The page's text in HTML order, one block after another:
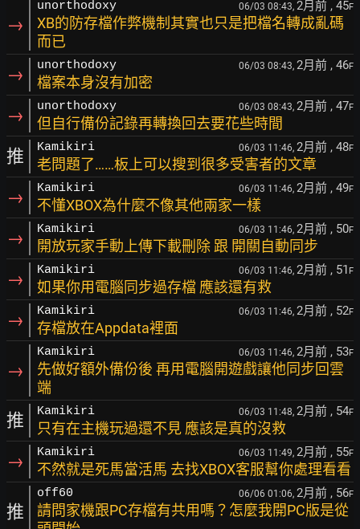
→
unorthodoxy 06/03 08:43, 2月前 , 45F
XB的防存檔作弊機制其實也只是把檔名轉成亂碼
而已
→ unorthodoxy 06/03 08:43, 2月前 , 46F
檔案本身沒有加密
→ unorthodoxy 06/03 08:43, 2月前 , 47F
但自行備份記錄再轉換回去要花些時間
推 Kamikiri 06/03 11:46, 2月前 , 48F
老問題了……板上可以搜到很多受害者的文章
→ Kamikiri 06/03 11:46, 2月前 , 49F
不懂XBOX為什麼不像其他兩家一樣
→ Kamikiri 06/03 11:46, 2月前 , 50F
開放玩家手動上傳下載刪除 跟 開關自動同步
→ Kamikiri 06/03 11:46, 2月前 , 51 F
如果你用電腦同步過存檔 應該還有救
→ Kamikiri 06/03 11:46, 2月前 , 52F
存檔放在Appdata裡面
→
Kamikiri 06/03 11:46, 2月前 , 53F
先做好額外備份後 再用電腦開遊戲讓他同步回雲
端
推 Kamikiri 06/03 11:48, 2月前 , 54F
只有在主機玩過還不見 應該是真的沒救
→ Kamikiri 06/03 11:49, 2月前 , 55F
不然就是死馬當活馬 去找XBOX客服幫你處理看看
推
off60 06/06 01:06, 2月前 , 56F
請問家機跟PC存檔有共用嗎？怎麼我開PC版是從